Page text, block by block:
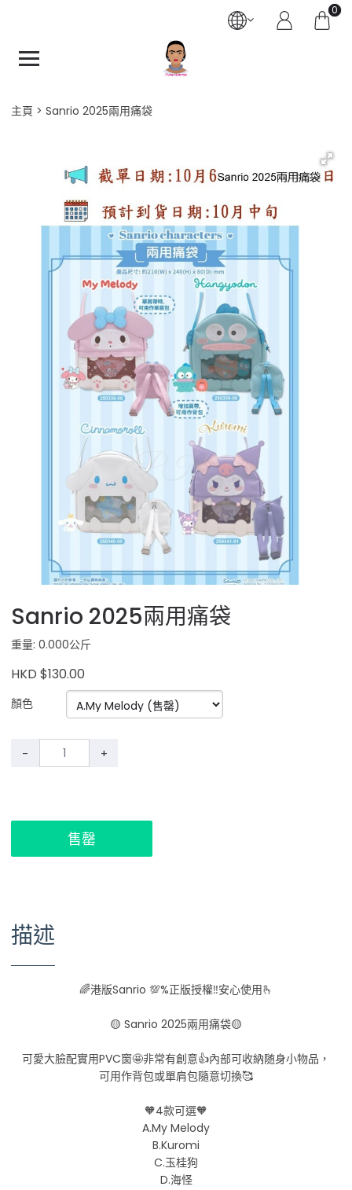
0
主頁 Sanrio 2025兩用痛袋
Sanrio 2025兩用痛袋
重量: 0.000公斤
HKD $130.00
顏色
- +
售罄
描述
🌈港版Sanrio 💯%正版授權‼️安心使用🫰
🟡 Sanrio 2025兩用痛袋🟡
可愛大臉配實用PVC窗🤩非常有創意👍內部可收納随身小物品，
可用作背包或單肩包隨意切換🥰
🧡4款可選🧡
A.My Melody
B.Kuromi
C.玉桂狗
D.海怪